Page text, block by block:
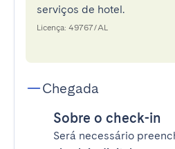
serviços de hotel.
Licença: 49767/AL
Chegada
Sobre o check-in
Será necessário